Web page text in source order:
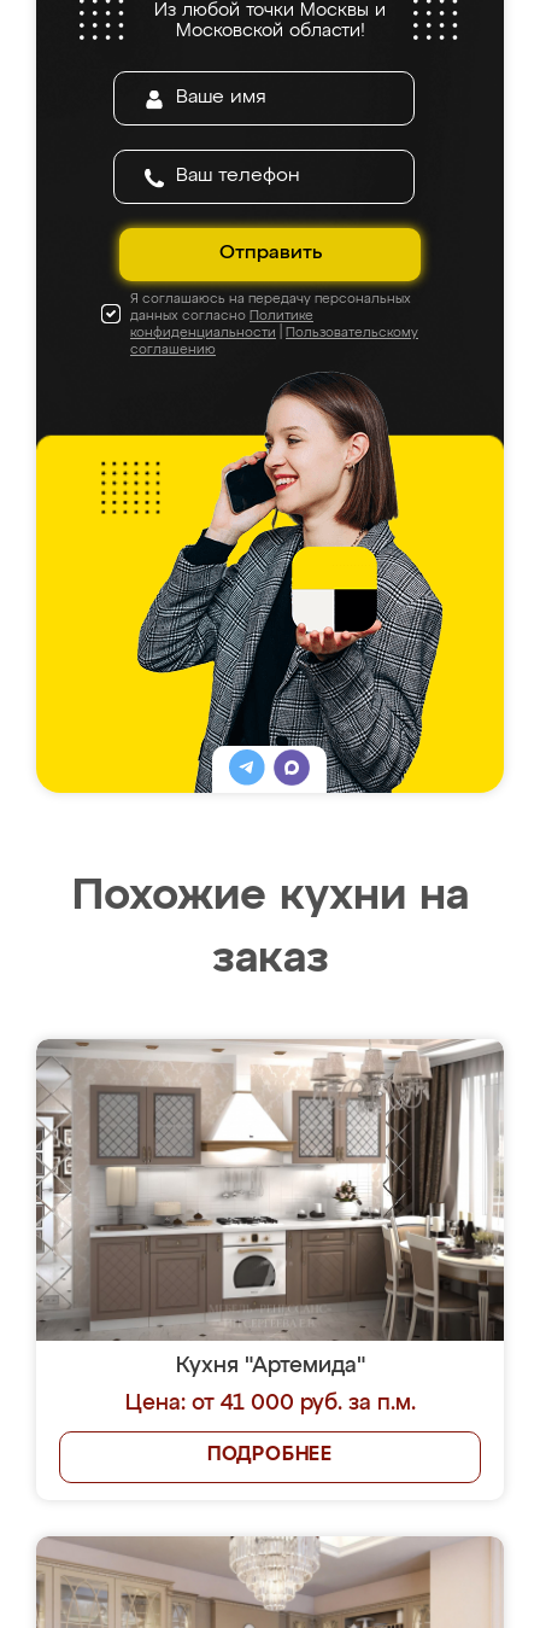
Из любой точки Москвы и
Московской области!
Отправить
Я соглашаюсь на передачу персональных
данных согласно Политике
конфиденциальности
Пользовательскому
соглашению
Похожие кухни на
заказ
Кухня "Артемида"
Цена: от 41 000 руб. за п.м.
ПОДРОБНЕЕ